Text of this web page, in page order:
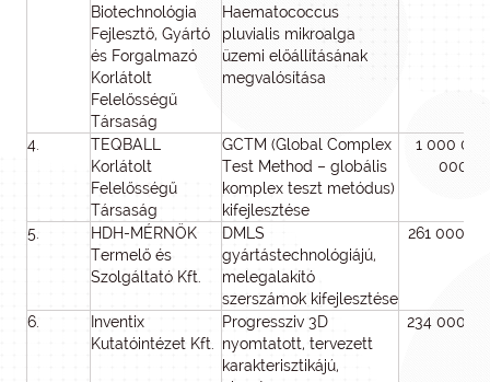
Biotechnológia
Fejlesztő, Gyártó
és Forgalmazó
Korlátolt
Felelősségű
Társaság
Haematococcus
pluvialis mikroalga
üzemi előállításának
megvalósítása
4.
TEQBALL
Korlátolt
Felelősségű
Társaság
GCTM (Global Complex
Test Method – globális
komplex teszt metódus)
kifejlesztése
1 000 000
000
5.
HDH-MÉRNÖK
Termelő és
Szolgáltató Kft.
DMLS
gyártástechnológiájú,
melegalakító
szerszámok kifejlesztése
261 000
6.
Inventix
Kutatóintézet Kft.
Progressziv 3D
nyomtatott, tervezett
karakterisztikájú,
234 000